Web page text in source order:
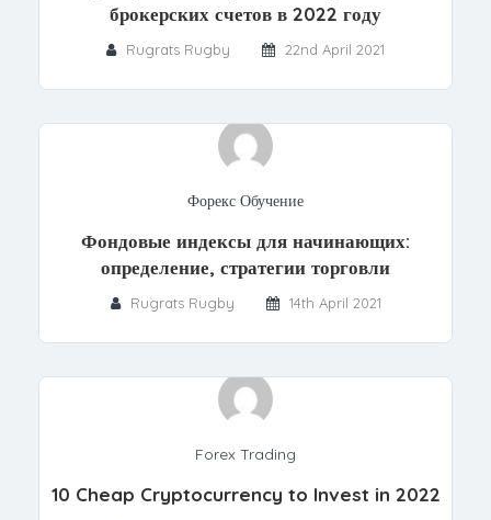
брокерских счетов в 2022 году
Rugrats Rugby 22nd April 2021
Форекс Обучение
Фондовые индексы для начинающих:
определение, стратегии торговли
Rugrats Rugby 14th April 2021
Forex Trading
10 Cheap Cryptocurrency to Invest in 2022